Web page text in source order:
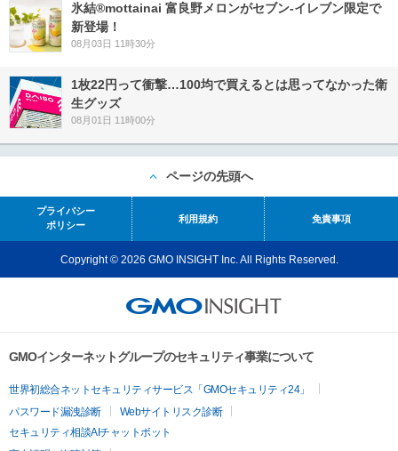
氷結®mottainai 富良野メロンがセブン‐イレブン限定で
新登場！
08月03日 11時30分
1枚22円って衝撃…100均で買えるとは思ってなかった衛
生グッズ
08月01日 11時00分
ページの先頭へ
プライバシー
ポリシー
利用規約 免責事項
Copyright © 2026 GMO INSIGHT Inc. All Rights Reserved.
GMOインターネットグループのセキュリティ事業について
世界初総合ネットセキュリティサービス「GMOセキュリティ24」
パスワード漏洩診断
Webサイトリスク診断
セキュリティ相談AIチャットボット